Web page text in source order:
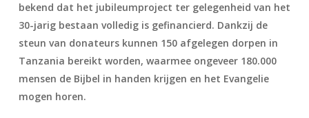
bekend dat het jubileumproject ter gelegenheid van het
30-jarig bestaan volledig is gefinancierd. Dankzij de
steun van donateurs kunnen 150 afgelegen dorpen in
Tanzania bereikt worden, waarmee ongeveer 180.000
mensen de Bijbel in handen krijgen en het Evangelie
mogen horen.